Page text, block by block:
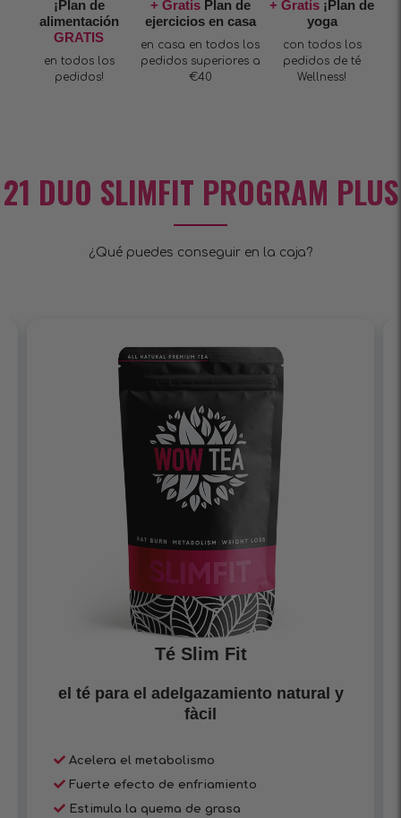
¡Plan de
alimentación
GRATIS
en todos los
pedidos!
+ Gratis Plan de
ejercicios en casa
en casa en todos los
pedidos superiores a
€40
+ Gratis ¡Plan de
yoga
con todos los
pedidos de té
Wellness!
21 DUO SLIMFIT PROGRAM PLUS
¿Qué puedes conseguir en la caja?
Té Slim Fit
el té para el adelgazamiento natural y
fàcil
Acelera el metabolismo
Fuerte efecto de enfriamiento
Estimula la quema de grasa